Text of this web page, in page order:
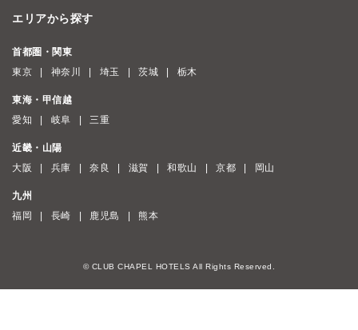
エリアから探す
首都圏・関東
東京
神奈川 埼玉 茨城 栃木
東海・甲信越
愛知
岐阜 三重
近畿・山陽
大阪
兵庫 奈良 滋賀 和歌山 京都 岡山
九州
福岡
長崎 鹿児島 熊本
© CLUB CHAPEL HOTELS All Rights Reserved.